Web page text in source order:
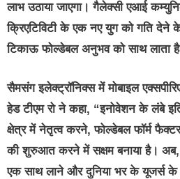
लाभ उठाया जाएगा। गैलेक्सी एआई
क्रिएटिविटी के एक नए युग को गति
टिकाऊ फोल्डेबल अनुभव को साथ लाता
सैमसंग इलेक्ट्रॉनिक्स में मोबाइल
हेड टीएम रो ने कहा, “इनोवेशन के लंबे
क्षेत्र में नेतृत्व करने, फोल्डेबल फॉर्म
की शुरुआत करने में सक्षम बनाया है। अब,
एक साथ लाने और दुनिया भर के यूजर्स के